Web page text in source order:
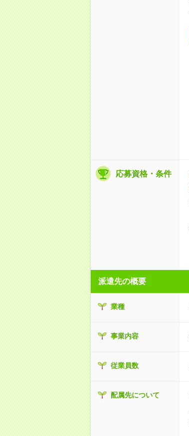
応募資格・条件
派遣先の概要
業種
事業内容
従業員数
配属先について